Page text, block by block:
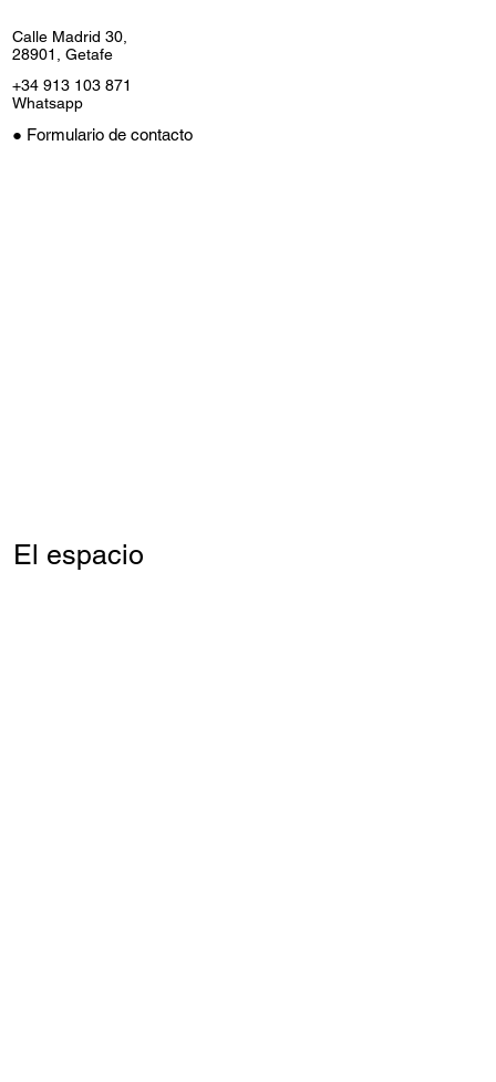
Calle Madrid 30,
28901, Getafe
+34 913 103 871
Whatsapp
● Formulario de contacto
El espacio